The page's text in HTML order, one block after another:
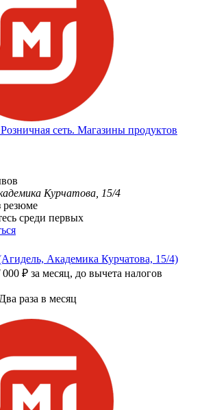
сеть. Магазины продуктов
Курчатова, 15/4
среди первых
Академика Курчатова, 15/4)
000 ₽ за месяц, до вычета налогов
раза в месяц